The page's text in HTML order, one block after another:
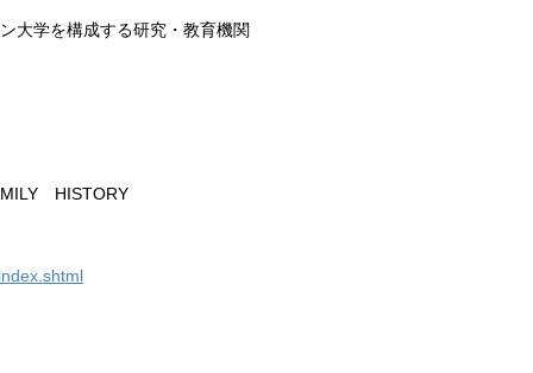
学を構成する研究・教育機関
HISTORY